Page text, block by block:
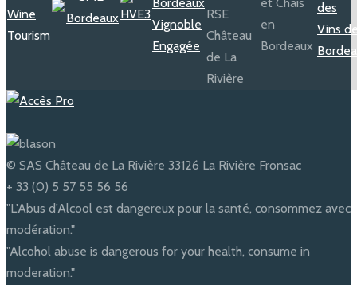
© SAS Château de La Rivière 33126 La Rivière Fronsac
+ 33 (0) 5 57 55 56 56
"L'Abus d'Alcool est dangereux pour la santé, consommez avec
modération."
"Alcohol abuse is dangerous for your health, consume in
moderation."